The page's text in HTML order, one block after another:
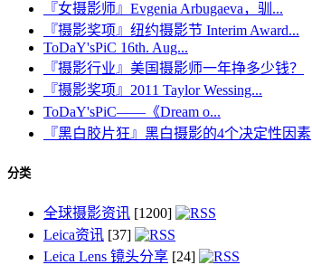
『女摄影师』Evgenia Arbugaeva，驯...
『摄影奖项』纽约摄影节 Interim Award...
ToDaY'sPiC 16th. Aug...
『摄影行业』美国摄影师一年挣多少钱？
『摄影奖项』2011 Taylor Wessing...
ToDaY'sPiC——《Dream o...
『黑白胶片狂』黑白摄影的4个决定性因素
分类
全球摄影资讯 [1200]
Leica资讯 [37]
Leica Lens 镜头分享 [24]